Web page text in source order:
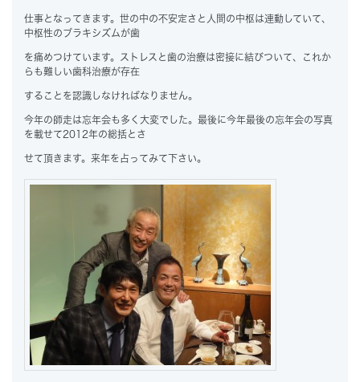
仕事となってきます。世の中の不安定さと人間の中枢は連動していて、
中枢性のブラキシズムが歯
を痛めつけています。ストレスと歯の治療は密接に結びついて、これか
らも難しい歯科治療が存在
することを認識しなければなりません。
今年の師走は忘年会も多く大変でした。最後に今年最後の忘年会の写真
を載せて2012年の総括とさ
せて頂きます。来年を占ってみて下さい。